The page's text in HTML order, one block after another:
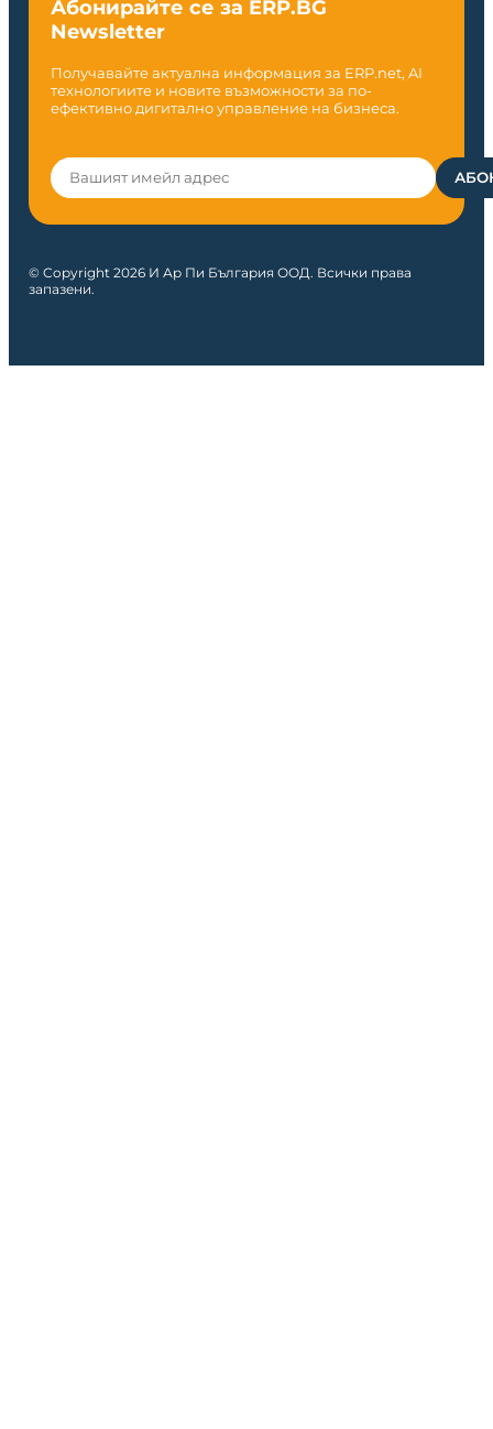
Абонирайте се за ERP.BG
Newsletter
Получавайте актуална информация за ERP.net, AI
технологиите и новите възможности за по-
ефективно дигитално управление на бизнеса.
© Copyright 2026 И Ар Пи България ООД. Всички права
запазени.